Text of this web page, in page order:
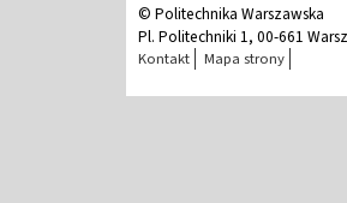
© Politechnika Warszawska
Pl. Politechniki 1, 00-661
Kontakt Mapa strony